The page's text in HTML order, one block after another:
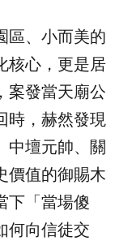
區、小而美的
核心，更是居
案發當天廟公
時，赫然發現
中壇元帥、關
價值的御賜木
下「當場傻
何向信徒交